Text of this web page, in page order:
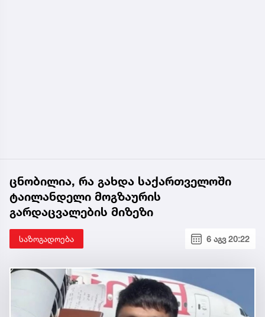
ცნობილია, რა გახდა საქართველოში
ტაილანდელი მოგზაურის
გარდაცვალების მიზეზი
საზოგადოება 6 აგვ 20:22